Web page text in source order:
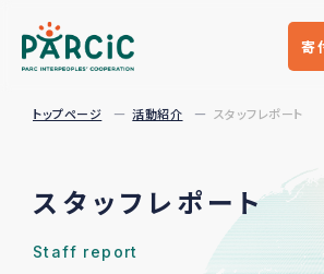
寄
トップページ 活動紹介 スタッフレポート
スタッフレポート
Staff report